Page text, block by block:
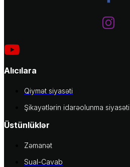
Alıcılara
Qiymət siyasəti
Şikayətlərin idarəolunma siyasəti
Üstünlüklər
Zəmanət
Sual-Cavab